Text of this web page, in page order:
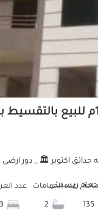
شقة سكنية 135م للبيع
حدائق اكتوبر 🏛️ _ دور
عدد الحمامات عدد